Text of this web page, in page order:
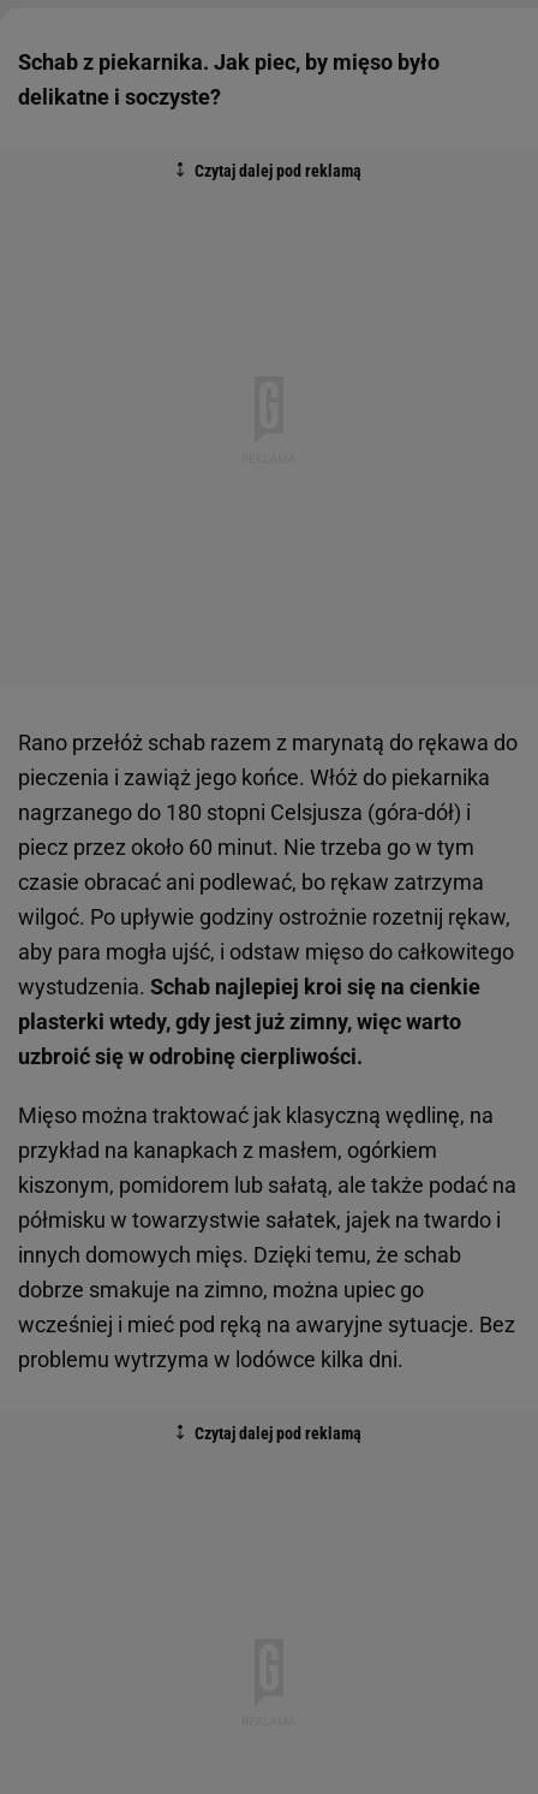
Schab z piekarnika. Jak piec, by mięso było
delikatne i soczyste?
Rano przełóż schab razem z marynatą do rękawa do
pieczenia i zawiąż jego końce. Włóż do piekarnika
nagrzanego do 180 stopni Celsjusza (góra-dół) i
piecz przez około 60 minut. Nie trzeba go w tym
czasie obracać ani podlewać, bo rękaw zatrzyma
wilgoć. Po upływie godziny ostrożnie rozetnij rękaw,
aby para mogła ujść, i odstaw mięso do całkowitego
wystudzenia. Schab najlepiej kroi się na cienkie
plasterki wtedy, gdy jest już zimny, więc warto
uzbroić się w odrobinę cierpliwości.
Mięso można traktować jak klasyczną wędlinę, na
przykład na kanapkach z masłem, ogórkiem
kiszonym, pomidorem lub sałatą, ale także podać na
półmisku w towarzystwie sałatek, jajek na twardo i
innych domowych mięs. Dzięki temu, że schab
dobrze smakuje na zimno, można upiec go
wcześniej i mieć pod ręką na awaryjne sytuacje. Bez
problemu wytrzyma w lodówce kilka dni.